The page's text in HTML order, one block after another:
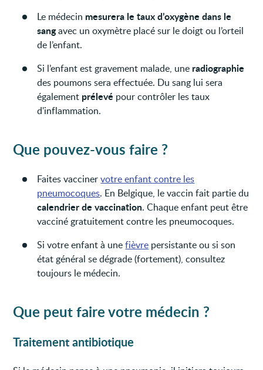
Le médecin mesurera le taux d’oxygène dans le
sangavec un oxymètre placé sur le doigt ou l’orteil
de l’enfant.
Si l’enfant est gravement malade, une radiographie
des poumons sera effectuée. Du sang lui sera
également prélevé pour contrôler les taux
d'inflammation.
Que pouvez-vous faire ?
Faites vaccinervotre enfant contre les
pneumocoques. En Belgique, le vaccin fait partie du
calendrier de vaccination. Chaque enfant peut être
vacciné gratuitement contre les pneumocoques.
Si votre enfant à unefièvre persistante ou si son
état général se dégrade (fortement), consultez
toujours le médecin.
Que peut faire votre médecin ?
Traitement antibiotique